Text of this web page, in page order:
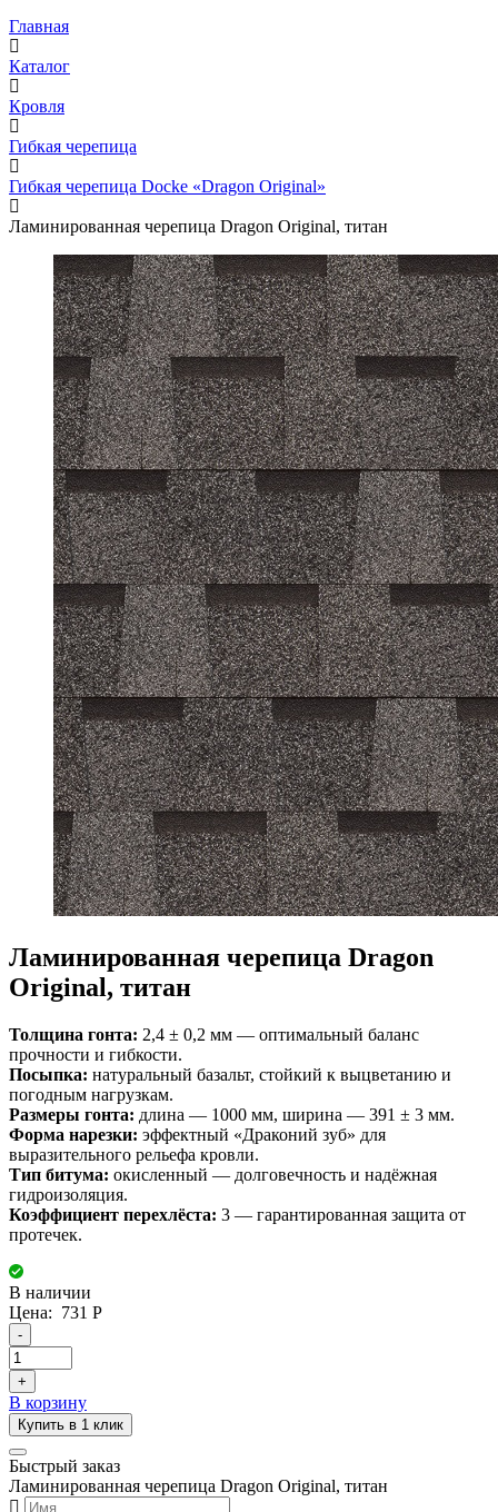
Главная
Каталог
Кровля
Гибкая черепица
Гибкая черепица Docke «Dragon Original»
Ламинированная черепица Dragon Original, титан
Ламинированная черепица Dragon
Original, титан
Толщина гонта: 2,4 ± 0,2 мм — оптимальный баланс
прочности и гибкости.
Посыпка: натуральный базальт, стойкий к выцветанию и
погодным нагрузкам.
Размеры гонта: длина — 1000 мм, ширина — 391 ± 3 мм.
Форма нарезки: эффектный «Драконий зуб» для
выразительного рельефа кровли.
Тип битума: окисленный — долговечность и надёжная
гидроизоляция.
Коэффициент перехлёста: 3 — гарантированная защита от
протечек.
В наличии
Цена: 731 Р
-
+
В корзину
Купить в 1 клик
Быстрый заказ
Ламинированная черепица Dragon Original, титан